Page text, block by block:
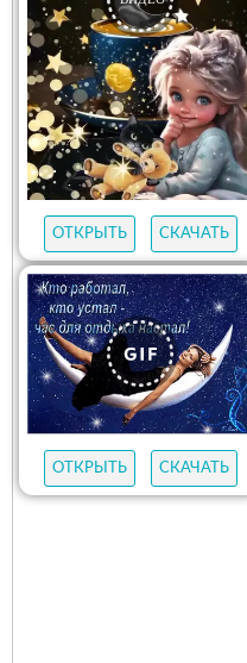
ОТКРЫТЬ СКАЧАТЬ
ОТКРЫТЬ СКАЧАТЬ